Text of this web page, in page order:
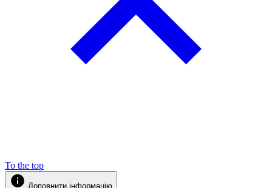
To the top
Доповнити інформацію